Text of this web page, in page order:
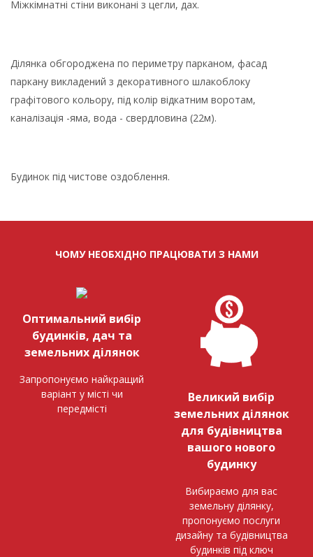
Міжкімнатні стіни виконані з цегли, дах.
Ділянка обгороджена по периметру парканом, фасад
паркану викладений з декоративного шлакоблоку
графітового кольору, під колір відкатним воротам,
каналізація -яма, вода - свердловина (22м).
Будинок під чистове оздоблення.
ЧОМУ НЕОБХІДНО ПРАЦЮВАТИ З НАМИ
Оптимальний вибір
будинків, дач та
земельних ділянок
Запропонуємо найкращий
варіант у місті чи
передмісті
Великий вибір
земельних ділянок
для будівництва
вашого нового
будинку
Вибираємо для вас
земельну ділянку,
пропонуємо послуги
дизайну та будівництва
будинків під ключ